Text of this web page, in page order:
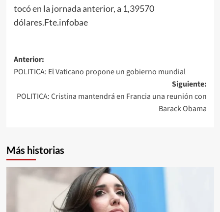
tocó en la jornada anterior, a 1,39570
dólares.Fte.infobae
Navegación
de
entradas
Anterior:
POLITICA: El Vaticano propone un gobierno mundial
Siguiente:
POLITICA: Cristina mantendrá en Francia una reunión con
Barack Obama
Más historias